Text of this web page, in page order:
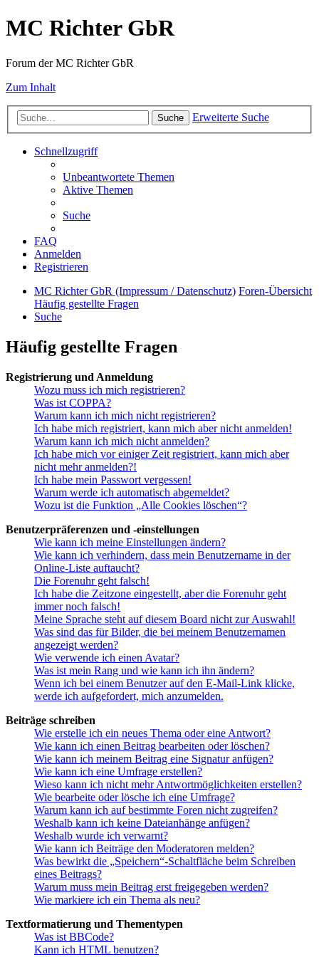
MC Richter GbR
Forum der MC Richter GbR
Zum Inhalt
Suche Erweiterte Suche
Schnellzugriff
Unbeantwortete Themen
Aktive Themen
Suche
FAQ
Anmelden
Registrieren
MC Richter GbR (Impressum / Datenschutz) Foren-Übersicht
Häufig gestellte Fragen
Suche
Häufig gestellte Fragen
Registrierung und Anmeldung
Wozu muss ich mich registrieren?
Was ist COPPA?
Warum kann ich mich nicht registrieren?
Ich habe mich registriert, kann mich aber nicht anmelden!
Warum kann ich mich nicht anmelden?
Ich habe mich vor einiger Zeit registriert, kann mich aber
nicht mehr anmelden?!
Ich habe mein Passwort vergessen!
Warum werde ich automatisch abgemeldet?
Wozu ist die Funktion „Alle Cookies löschen“?
Benutzerpräferenzen und -einstellungen
Wie kann ich meine Einstellungen ändern?
Wie kann ich verhindern, dass mein Benutzername in der
Online-Liste auftaucht?
Die Forenuhr geht falsch!
Ich habe die Zeitzone eingestellt, aber die Forenuhr geht
immer noch falsch!
Meine Sprache steht auf diesem Board nicht zur Auswahl!
Was sind das für Bilder, die bei meinem Benutzernamen
angezeigt werden?
Wie verwende ich einen Avatar?
Was ist mein Rang und wie kann ich ihn ändern?
Wenn ich bei einem Benutzer auf den E-Mail-Link klicke,
werde ich aufgefordert, mich anzumelden.
Beiträge schreiben
Wie erstelle ich ein neues Thema oder eine Antwort?
Wie kann ich einen Beitrag bearbeiten oder löschen?
Wie kann ich meinem Beitrag eine Signatur anfügen?
Wie kann ich eine Umfrage erstellen?
Wieso kann ich nicht mehr Antwortmöglichkeiten erstellen?
Wie bearbeite oder lösche ich eine Umfrage?
Warum kann ich auf bestimmte Foren nicht zugreifen?
Weshalb kann ich keine Dateianhänge anfügen?
Weshalb wurde ich verwarnt?
Wie kann ich Beiträge den Moderatoren melden?
Was bewirkt die „Speichern“-Schaltfläche beim Schreiben
eines Beitrags?
Warum muss mein Beitrag erst freigegeben werden?
Wie markiere ich ein Thema als neu?
Textformatierung und Thementypen
Was ist BBCode?
Kann ich HTML benutzen?